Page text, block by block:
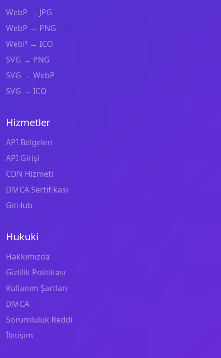
WebP → JPG
WebP → PNG
WebP → ICO
SVG → PNG
SVG → WebP
SVG → ICO
Hizmetler
API Belgeleri
API Girişi
CDN Hizmeti
DMCA Sertifikası
GitHub
Hukuki
Hakkımızda
Gizlilik Politikası
Kullanım Şartları
DMCA
Sorumluluk Reddi
İletişim